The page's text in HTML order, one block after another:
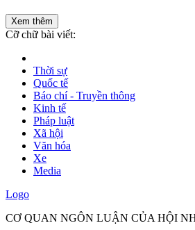
Xem thêm
Cỡ chữ bài viết:
Thời sự
Quốc tế
Báo chí - Truyền thông
Kinh tế
Pháp luật
Xã hội
Văn hóa
Xe
Media
Logo
CƠ QUAN NGÔN LUẬN CỦA HỘI